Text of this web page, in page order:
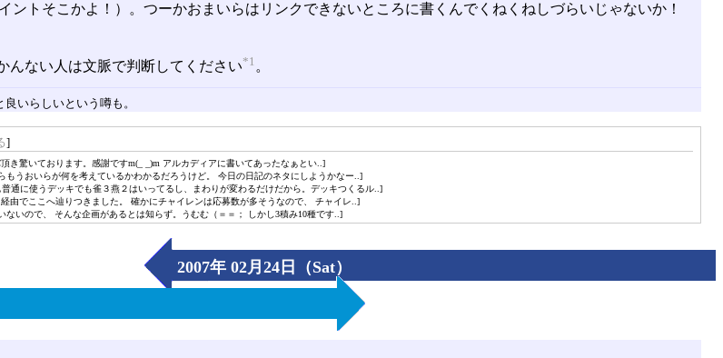
ントそこかよ！）。つーかおまいらはリンクできないところに書くんでくねくねしづらいじゃないか！
んない人は文脈で判断してください*1 。
いらしいという噂も。
]
き驚いております。感謝ですm(_ _)m アルカディアに書いてあったなぁとい..]
もうおいらが何を考えているかわかるだろうけど。 今日の日記のネタにしようかなー..]
通に使うデッキでも雀３燕２はいってるし、まわりが変わるだけだから。デッキつくるル..]
由でここへ辿りつきました。 確かにチャイレンは応募数が多そうなので、 チャイレ..]
いので、 そんな企画があるとは知らず。うむむ（＝＝； しかし3積み10種です..]
2007年 02月24日（Sat）